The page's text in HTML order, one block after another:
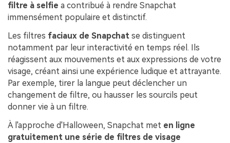
filtre à selfie a contribué à rendre Snapchat
immensément populaire et distinctif.
Les filtres faciaux de Snapchat se distinguent
notamment par leur interactivité en temps réel. Ils
réagissent aux mouvements et aux expressions de votre
visage, créant ainsi une expérience ludique et attrayante.
Par exemple, tirer la langue peut déclencher un
changement de filtre, ou hausser les sourcils peut
donner vie à un filtre.
À l'approche d'Halloween, Snapchat met en ligne
gratuitement une série de filtres de visage